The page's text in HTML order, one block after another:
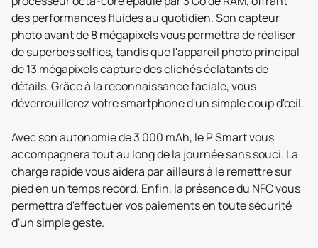
des performances fluides au quotidien. Son capteur
photo avant de 8 mégapixels vous permettra de réaliser
de superbes selfies, tandis que l'appareil photo principal
de 13 mégapixels capture des clichés éclatants de
détails. Grâce à la reconnaissance faciale, vous
déverrouillerez votre smartphone d'un simple coup d'œil.
Avec son autonomie de 3 000 mAh, le P Smart vous
accompagnera tout au long de la journée sans souci. La
charge rapide vous aidera par ailleurs à le remettre sur
pied en un temps record. Enfin, la présence du NFC vous
permettra d'effectuer vos paiements en toute sécurité
d'un simple geste.